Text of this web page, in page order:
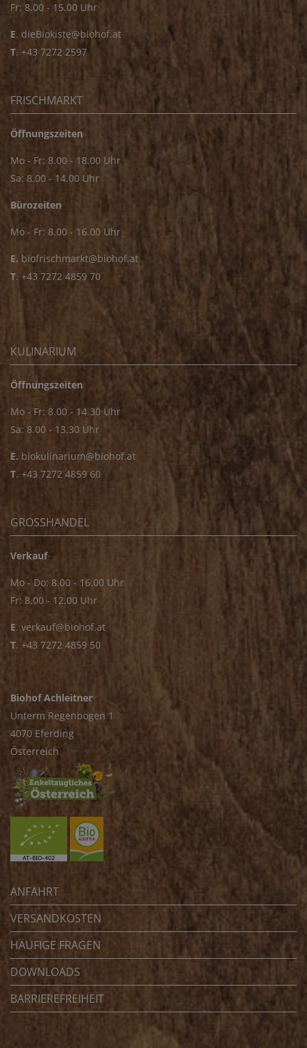
Fr: 8.00 - 15.00 Uhr
E. dieBiokiste@biohof.at
T. +43 7272 2597
FRISCHMARKT
Öffnungszeiten
Mo - Fr: 8.00 - 18.00 Uhr
Sa: 8.00 - 14.00 Uhr
Bürozeiten
Mo - Fr: 8.00 - 16.00 Uhr
E. biofrischmarkt@biohof.at
T. +43 7272 4859 70
KULINARIUM
Öffnungszeiten
Mo - Fr: 8.00 - 14.30 Uhr
Sa: 8.00 - 13.30 Uhr
E. biokulinarium@biohof.at
T. +43 7272 4859 60
GROSSHANDEL
Verkauf
Mo - Do: 8.00 - 16.00 Uhr
Fr: 8.00 - 12.00 Uhr
E. verkauf@biohof.at
T. +43 7272 4859 50
Biohof Achleitner
Unterm Regenbogen 1
4070 Eferding
Österreich
ANFAHRT
VERSANDKOSTEN
HÄUFIGE FRAGEN
DOWNLOADS
BARRIEREFREIHEIT